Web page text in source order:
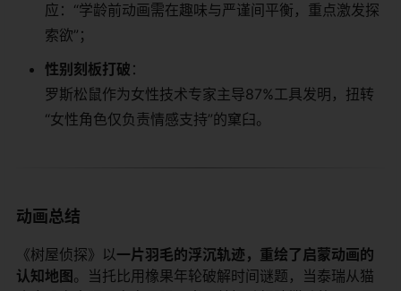
应：“学龄前动画需在趣味与严谨间平衡，重点激发探
索欲”；
​性别刻板打破​ ​：
罗斯松鼠作为女性技术专家主导87%工具发明，扭转
“女性角色仅负责情感支持”的窠臼。
​动画总结​
《树屋侦探》以​​一片羽毛的浮沉轨迹，重绘了启蒙动画的
认知地图​ ​。当托比用橡果年轮破解时间谜题，当泰瑞从猫